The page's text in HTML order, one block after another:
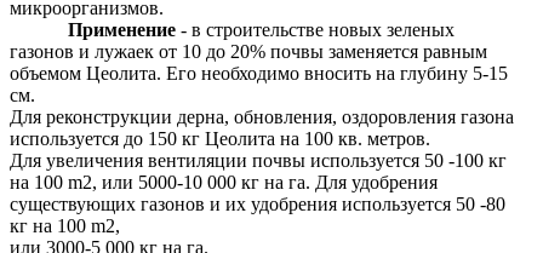
микроорганизмов.
Применение - в строительстве новых зеленых
газонов и лужаек от 10 до 20% почвы заменяется равным
объемом Цеолита. Его необходимо вносить на глубину 5-15
см.
Для реконструкции дерна, обновления, оздоровления газона
используется до 150 кг Цеолита на 100 кв. метров.
Для увеличения вентиляции почвы используется 50 -100 кг
на 100 m2, или 5000-10 000 кг на га. Для удобрения
существующих газонов и их удобрения используется 50 -80
кг на 100 m2,
или 3000-5 000 кг на га.